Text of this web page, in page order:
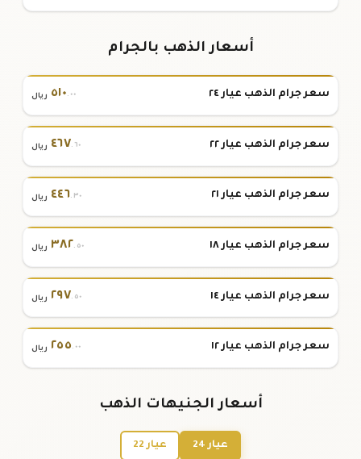
أسعار الذهب بالجرام
سعر جرام الذهب عيار ٢٤ ٥١٠.٠٠ ريال
سعر جرام الذهب عيار ٢٢ ٤٦٧.٦٠ ريال
سعر جرام الذهب عيار ٢١ ٤٤٦.٣٠ ريال
سعر جرام الذهب عيار ١٨ ٣٨٢.٥٠ ريال
سعر جرام الذهب عيار ١٤ ٢٩٧.٥٠ ريال
سعر جرام الذهب عيار ١٢ ٢٥٥.٠٠ ريال
أسعار الجنيهات الذهب
عيار 24 عيار 22